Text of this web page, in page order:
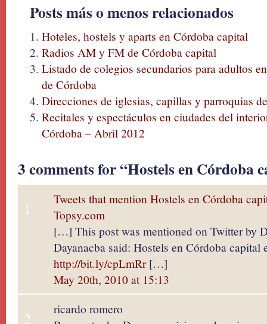
Posts más o menos relacionados
Hoteles, hostels y aparts en Córdoba capital
Radios AM y FM de Córdoba capital
Listado de colegios secundarios para adultos
de Córdoba
Direcciones de iglesias, capillas y parroquias
Recitales y espectáculos en ciudades del
Córdoba – Abril 2012
3 comments for “Hostels en Córdoba
1
Tweets that mention Hostels en Córdoba
Topsy.com
[…] This post was mentioned on Twitter by
Dayanacba said: Hostels en Córdoba capital
http://bit.ly/cpLmRr[…]
May 20th, 2010 at 15:13
2
ricardo romero